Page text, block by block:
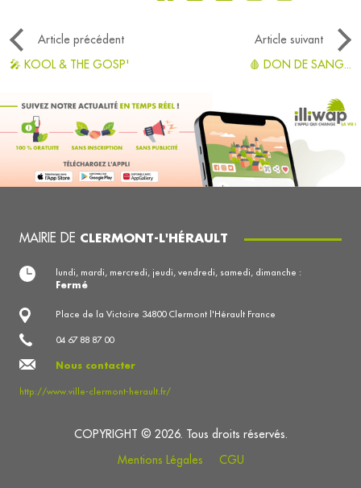
Article précédent
Article suivant
🎤 KOOL & THE GOSP'
🩸 DON DE SANG...
MAIRIE DE CLERMONT-L'HÉRAULT
Place de la Victoire 34800 Clermont l'Hérault France
04 67 88 87 00
Nous contacter
http://www.ville-clermont-herault.fr/
lundi, mardi, mercredi, jeudi, vendredi, samedi, dimanche :
Fermé
COPYRIGHT © 2026. Tous droits réservés.
Mentions Légales
CGU